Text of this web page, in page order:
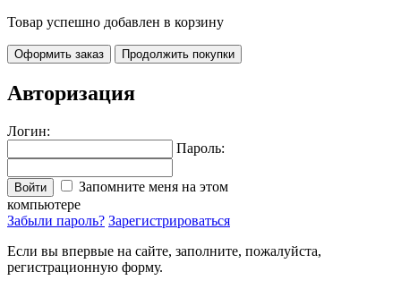
Товар успешно добавлен в корзину
Оформить заказ Продолжить покупки
Авторизация
Логин:
Пароль:
Войти
Запомните меня на этом
компьютере
Забыли пароль? Зарегистрироваться
Если вы впервые на сайте, заполните, пожалуйста,
регистрационную форму.